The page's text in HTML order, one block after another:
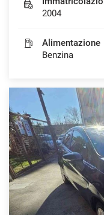
2004
Alimentazione
Benzina